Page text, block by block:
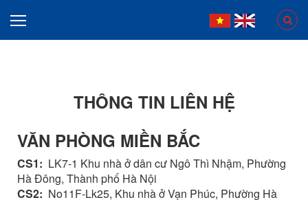
THÔNG TIN LIÊN HỆ
VĂN PHÒNG MIỀN BẮC
CS1: LK7-1 Khu nhà ở dân cư Ngô Thì Nhậm, Phường
Hà Đông, Thành phố Hà Nội
CS2: No11F-Lk25, Khu nhà ở Vạn Phúc, Phường Hà